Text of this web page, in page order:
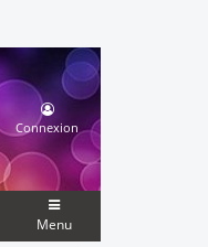
Connexion
Menu